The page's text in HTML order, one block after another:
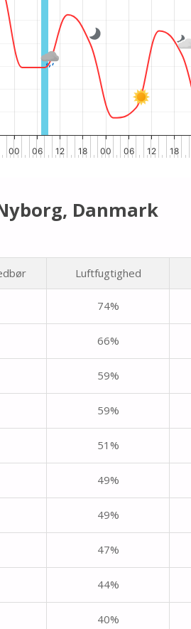
00 06 12 18 00 06 12 18
Danmark
Luftfugtighed
74%
66%
59%
59%
51%
49%
49%
47%
44%
40%